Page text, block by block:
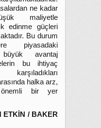
ne kadar
maliyetle
edinme güçleri
Bu durum
piyasadaki
avantaj
bu ihtiyaç
halka arz,
önemli bir yer
ETKİN / BAKER